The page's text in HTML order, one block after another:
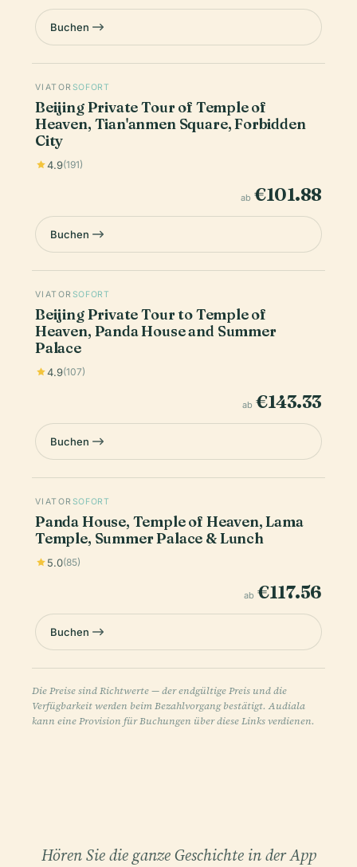
Buchen
VIATOR SOFORT
Beijing Private Tour of Temple of
Heaven, Tian'anmen Square, Forbidden
City
4.9(191)
ab €101.88
Buchen
VIATOR SOFORT
Beijing Private Tour to Temple of
Heaven, Panda House and Summer
Palace
4.9(107)
ab €143.33
Buchen
VIATOR SOFORT
Panda House, Temple of Heaven, Lama
Temple, Summer Palace & Lunch
5.0(85)
ab €117.56
Buchen
Die Preise sind Richtwerte — der endgültige Preis und die
Verfügbarkeit werden beim Bezahlvorgang bestätigt. Audiala
kann eine Provision für Buchungen über diese Links verdienen.
Hören Sie die ganze Geschichte in der App